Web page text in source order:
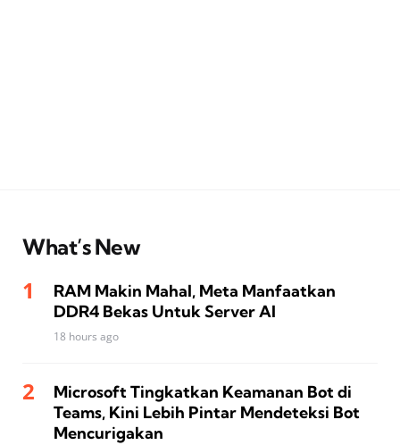
What’s New
RAM Makin Mahal, Meta Manfaatkan
DDR4 Bekas Untuk Server AI
18 hours ago
Microsoft Tingkatkan Keamanan Bot di
Teams, Kini Lebih Pintar Mendeteksi Bot
Mencurigakan